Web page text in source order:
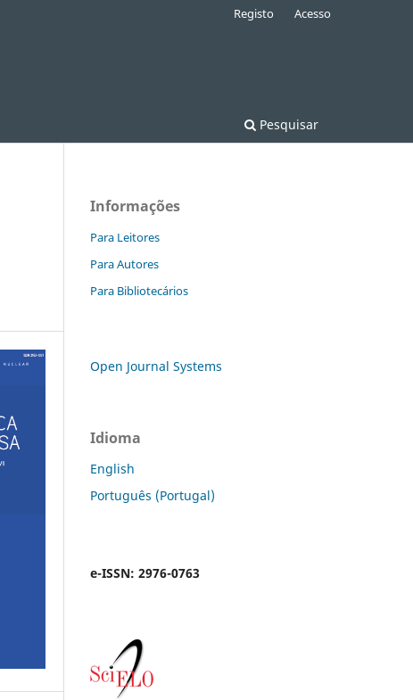
Pesquisar
Registo Acesso
Informações
Para Leitores
Para Autores
Para Bibliotecários
Open Journal Systems
Idioma
English
Português (Portugal)
e-ISSN: 2976-0763